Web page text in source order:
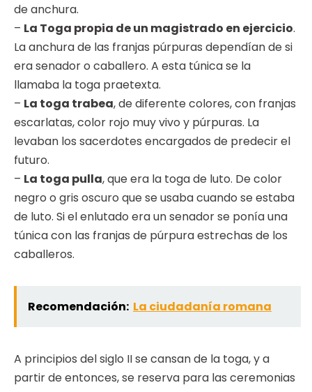
de anchura.
– La Toga propia de un magistrado en ejercicio.
La anchura de las franjas púrpuras dependían de si
era senador o caballero. A esta túnica se la
llamaba la toga praetexta.
– La toga trabea, de diferente colores, con franjas
escarlatas, color rojo muy vivo y púrpuras. La
levaban los sacerdotes encargados de predecir el
futuro.
– La toga pulla, que era la toga de luto. De color
negro o gris oscuro que se usaba cuando se estaba
de luto. Si el enlutado era un senador se ponía una
túnica con las franjas de púrpura estrechas de los
caballeros.
Recomendación: La ciudadanía romana
A principios del siglo II se cansan de la toga, y a
partir de entonces, se reserva para las ceremonias